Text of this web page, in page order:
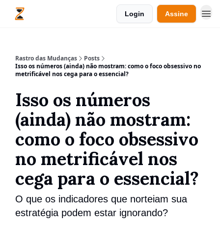
Login Assine
Rastro das Mudanças
Posts
Isso os números (ainda) não mostram: como o foco obsessivo no
metrificável nos cega para o essencial?
Isso os números
(ainda) não mostram:
como o foco obsessivo
no metrificável nos
cega para o essencial?
O que os indicadores que norteiam sua
estratégia podem estar ignorando?